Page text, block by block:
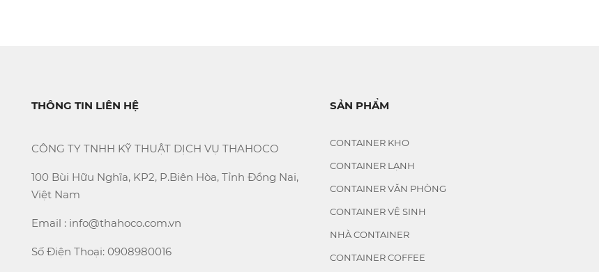
THÔNG TIN LIÊN HỆ
CÔNG TY TNHH KỸ THUẬT DỊCH VỤ THAHOCO
100 Bùi Hữu Nghĩa, KP2, P.Biên Hòa, Tỉnh Đồng Nai,
Việt Nam
Email : info@thahoco.com.vn
Số Điện Thoại: 0908980016
SẢN PHẨM
CONTAINER KHO
CONTAINER LẠNH
CONTAINER VĂN PHÒNG
CONTAINER VỆ SINH
NHÀ CONTAINER
CONTAINER COFFEE